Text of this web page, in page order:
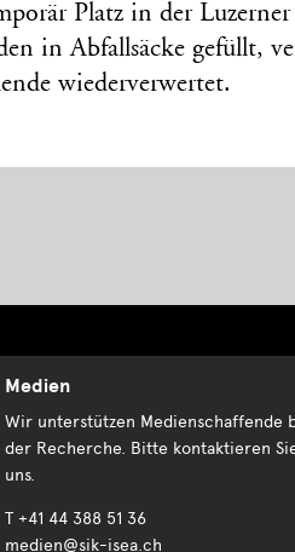
Platz in der
in Abfallsäcke gefüllt,
wiederverwertet.
Medien
Wir unterstützen Medienschaffende
der Recherche. Bitte kontaktieren
uns.
T +41 44 388 51 36
medien@sik-isea.ch